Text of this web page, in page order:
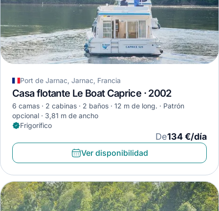
Port de Jarnac, Jarnac, Francia
Casa flotante Le Boat Caprice · 2002
6 camas 2 cabinas 2 baños 12 m de long.
Patrón
opcional
3,81 m de ancho
Frigorífico
De134 €/día
Ver disponibilidad